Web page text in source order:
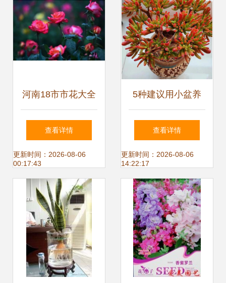
河南18市市花大全
这种花竟为8个市
共同青睐
查看详情
更新时间：2026-08-06
00:17:43
5种建议用小盆养
的花卉 小盆易出精
品，大盆易烂根
查看详情
更新时间：2026-08-06
14:22:17